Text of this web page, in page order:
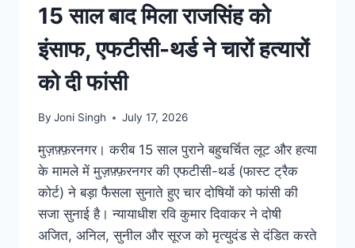
15 साल बाद मिला राजसिंह को
इंसाफ, एफटीसी-थर्ड ने चारों हत्यारों
को दी फांसी
By Joni Singh July 17, 2026
मुज़फ़्फ़रनगर। करीब 15 साल पुराने बहुचर्चित लूट और हत्या
के मामले में मुज़फ़्फ़रनगर की एफटीसी-थर्ड (फास्ट ट्रैक
कोर्ट) ने बड़ा फैसला सुनाते हुए चार दोषियों को फांसी की
सजा सुनाई है। न्यायाधीश रवि कुमार दिवाकर ने दोषी
अजित, अनिल, सुनील और सूरज को मृत्युदंड से दंडित करते